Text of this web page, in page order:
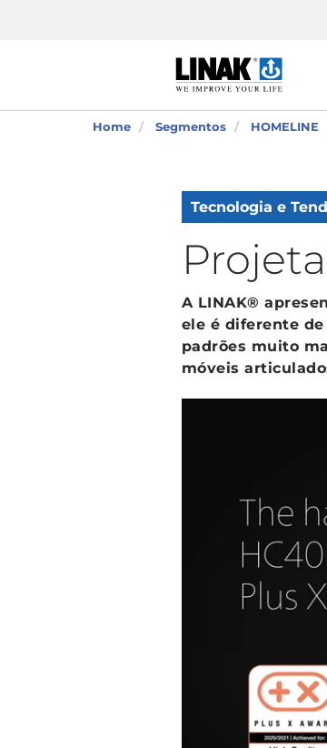
Home Segmentos HOMELINE
Tecnologia e
A LINAK®
ele é diferente
padrões muito
móveis